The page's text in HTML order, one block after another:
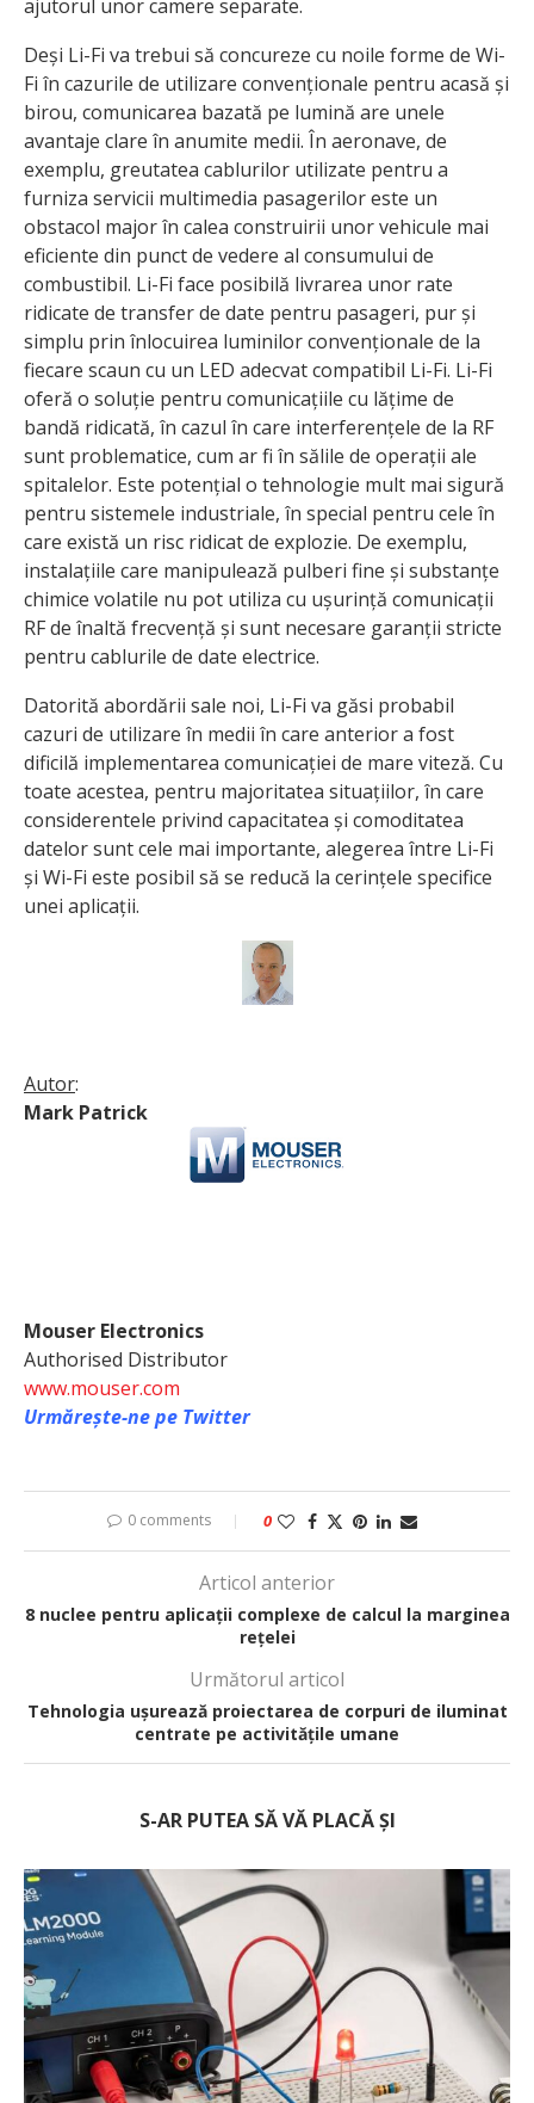
ajutorul unor camere separate.
Deși Li-Fi va trebui să concureze cu noile forme de Wi-
Fi în cazurile de utilizare convenționale pentru acasă și
birou, comunicarea bazată pe lumină are unele
avantaje clare în anumite medii. În aeronave, de
exemplu, greutatea cablurilor utilizate pentru a
furniza servicii multimedia pasagerilor este un
obstacol major în calea construirii unor vehicule mai
eficiente din punct de vedere al consumului de
combustibil. Li-Fi face posibilă livrarea unor rate
ridicate de transfer de date pentru pasageri, pur și
simplu prin înlocuirea luminilor convenționale de la
fiecare scaun cu un LED adecvat compatibil Li-Fi. Li-Fi
oferă o soluție pentru comunicațiile cu lățime de
bandă ridicată, în cazul în care interferențele de la RF
sunt problematice, cum ar fi în sălile de operații ale
spitalelor. Este potențial o tehnologie mult mai sigură
pentru sistemele industriale, în special pentru cele în
care există un risc ridicat de explozie. De exemplu,
instalațiile care manipulează pulberi fine și substanțe
chimice volatile nu pot utiliza cu ușurință comunicații
RF de înaltă frecvență și sunt necesare garanții stricte
pentru cablurile de date electrice.
Datorită abordării sale noi, Li-Fi va găsi probabil
cazuri de utilizare în medii în care anterior a fost
dificilă implementarea comunicației de mare viteză. Cu
toate acestea, pentru majoritatea situațiilor, în care
considerentele privind capacitatea și comoditatea
datelor sunt cele mai importante, alegerea între Li-Fi
și Wi-Fi este posibil să se reducă la cerințele specifice
unei aplicații.
Autor:
Mark Patrick
Mouser Electronics
Authorised Distributor
www.mouser.com
Urmărește-ne pe Twitter
0 comments 0
Articol anterior
8 nuclee pentru aplicații complexe de calcul la marginea
rețelei
Următorul articol
Tehnologia ușurează proiectarea de corpuri de iluminat
centrate pe activitățile umane
S-AR PUTEA SĂ VĂ PLACĂ ȘI